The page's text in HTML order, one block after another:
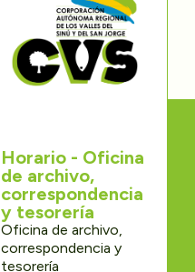
Horario - Oficina
de archivo,
correspondencia
y tesorería
Oficina de archivo,
correspondencia y
tesorería